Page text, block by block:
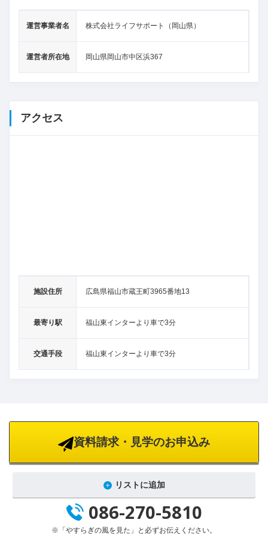
運営事業者名 株式会社ライフサポート（岡山県）
運営者所在地 岡山県岡山市中区浜367
アクセス
施設住所 広島県福山市蔵王町3965番地13
最寄り駅 福山東インターより車で3分
交通手段 福山東インターより車で3分
資料請求・見学のお申込み
リストに追加
086-270-5810
※「やすらぎの風を見た」と必ずお伝えください。